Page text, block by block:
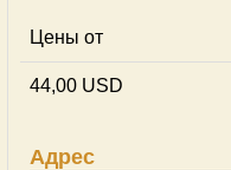
Цены от
44,00 USD
Адрес